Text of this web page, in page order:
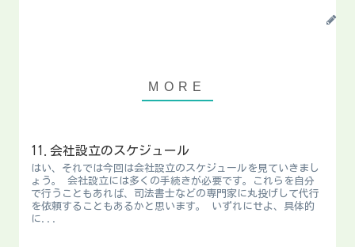
11.会社設立のスケジュール
はい、それでは今回は会社設立のスケジュールを見ていきまし
ょう。 会社設立には多くの手続きが必要です。これらを自分
で行うこともあれば、司法書士などの専門家に丸投げして代行
を依頼することもあるかと思います。 いずれにせよ、具体的
に...